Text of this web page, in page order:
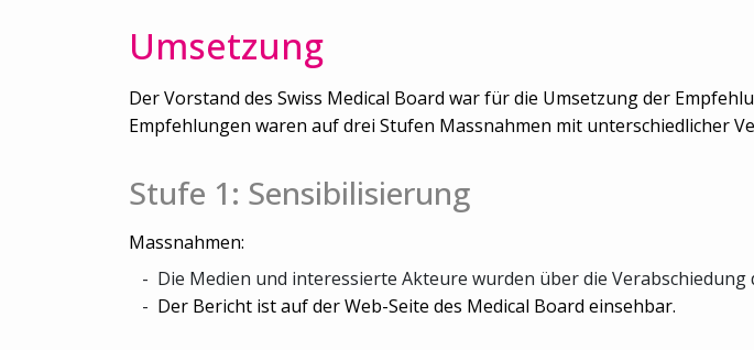
Umsetzung
Der Vorstand des Swiss Medical Board war für die Umsetzung der
Empfehlungen waren auf drei Stufen Massnahmen mit unterschiedlicher
Stufe 1: Sensibilisierung
Massnahmen:
Die Medien und interessierte Akteure wurden über die
Der Bericht ist auf der Web-Seite des Medical Board einsehbar.